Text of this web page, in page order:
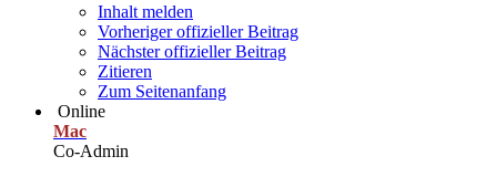
Inhalt melden
Vorheriger offizieller Beitrag
Nächster offizieller Beitrag
Zitieren
Zum Seitenanfang
Online
Mac
Co-Admin